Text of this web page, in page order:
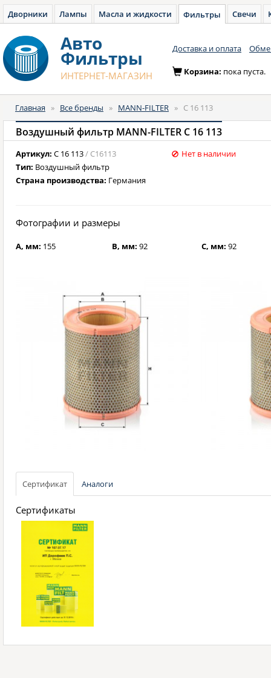
Дворники Лампы Масла и жидкости Фильтры Свечи
Авто
Фильтры
ИНТЕРНЕТ-МАГАЗИН
Доставка и оплата
Корзина: пока пуста.
Главная » Все бренды » MANN-FILTER » C 16 113
Воздушный фильтр MANN-FILTER C 16 113
Артикул: C 16 113/ C16113
Тип: Воздушный фильтр
Страна производства: Германия
Нет в наличии
Фотографии и размеры
A, мм: 155 B, мм: 92 C, мм:92
Сертификат Аналоги
Сертификаты